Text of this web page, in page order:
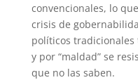
convencionales, lo
crisis de
políticos tradicionales
y por “maldad” se
que no las saben.